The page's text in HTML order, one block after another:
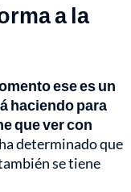
a la
ese es un
haciendo para
que ver con
determinado que
se tiene